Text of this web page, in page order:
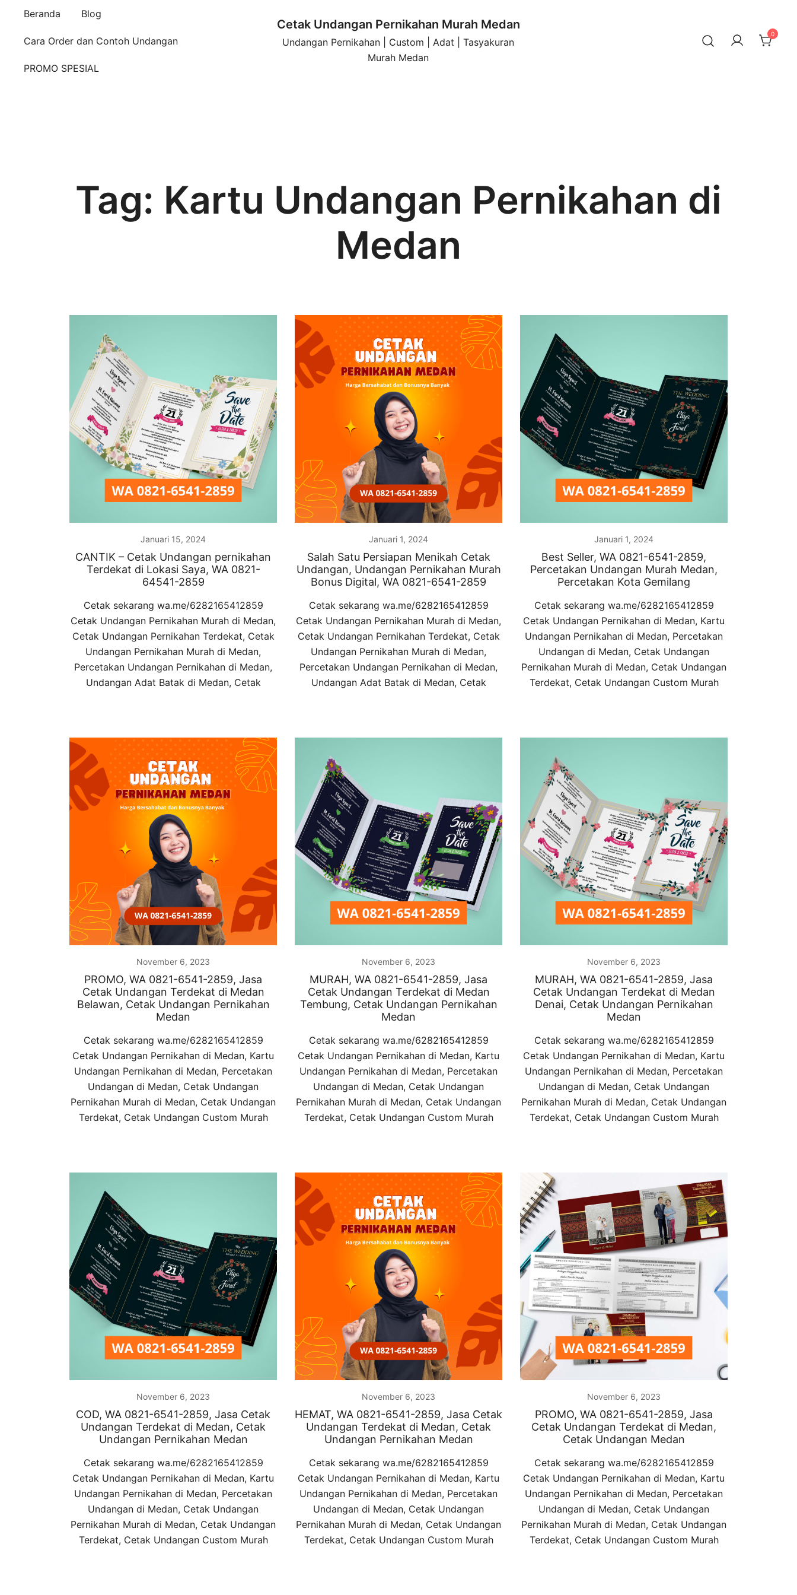
Beranda Blog
Cara Order dan Contoh Undangan
PROMO SPESIAL
Cetak Undangan Pernikahan Murah Medan
Undangan Pernikahan | Custom | Adat | Tasyakuran
Murah Medan
0
Tag: Kartu Undangan Pernikahan di
Medan
Januari 15, 2024
CANTIK – Cetak Undangan pernikahan
Terdekat di Lokasi Saya, WA 0821-
64541-2859
Cetak sekarang wa.me/6282165412859
Cetak Undangan Pernikahan Murah di Medan,
Cetak Undangan Pernikahan Terdekat, Cetak
Undangan Pernikahan Murah di Medan,
Percetakan Undangan Pernikahan di Medan,
Undangan Adat Batak di Medan, Cetak
Januari 1, 2024
Salah Satu Persiapan Menikah Cetak
Undangan, Undangan Pernikahan Murah
Bonus Digital, WA 0821-6541-2859
Cetak sekarang wa.me/6282165412859
Cetak Undangan Pernikahan Murah di Medan,
Cetak Undangan Pernikahan Terdekat, Cetak
Undangan Pernikahan Murah di Medan,
Percetakan Undangan Pernikahan di Medan,
Undangan Adat Batak di Medan, Cetak
Januari 1, 2024
Best Seller, WA 0821-6541-2859,
Percetakan Undangan Murah Medan,
Percetakan Kota Gemilang
Cetak sekarang wa.me/6282165412859
Cetak Undangan Pernikahan di Medan, Kartu
Undangan Pernikahan di Medan, Percetakan
Undangan di Medan, Cetak Undangan
Pernikahan Murah di Medan, Cetak Undangan
Terdekat, Cetak Undangan Custom Murah
November 6, 2023
PROMO, WA 0821-6541-2859, Jasa
Cetak Undangan Terdekat di Medan
Belawan, Cetak Undangan Pernikahan
Medan
Cetak sekarang wa.me/6282165412859
Cetak Undangan Pernikahan di Medan, Kartu
Undangan Pernikahan di Medan, Percetakan
Undangan di Medan, Cetak Undangan
Pernikahan Murah di Medan, Cetak Undangan
Terdekat, Cetak Undangan Custom Murah
November 6, 2023
MURAH, WA 0821-6541-2859, Jasa
Cetak Undangan Terdekat di Medan
Tembung, Cetak Undangan Pernikahan
Medan
Cetak sekarang wa.me/6282165412859
Cetak Undangan Pernikahan di Medan, Kartu
Undangan Pernikahan di Medan, Percetakan
Undangan di Medan, Cetak Undangan
Pernikahan Murah di Medan, Cetak Undangan
Terdekat, Cetak Undangan Custom Murah
November 6, 2023
MURAH, WA 0821-6541-2859, Jasa
Cetak Undangan Terdekat di Medan
Denai, Cetak Undangan Pernikahan
Medan
Cetak sekarang wa.me/6282165412859
Cetak Undangan Pernikahan di Medan, Kartu
Undangan Pernikahan di Medan, Percetakan
Undangan di Medan, Cetak Undangan
Pernikahan Murah di Medan, Cetak Undangan
Terdekat, Cetak Undangan Custom Murah
November 6, 2023
COD, WA 0821-6541-2859, Jasa Cetak
Undangan Terdekat di Medan, Cetak
Undangan Pernikahan Medan
Cetak sekarang wa.me/6282165412859
Cetak Undangan Pernikahan di Medan, Kartu
Undangan Pernikahan di Medan, Percetakan
Undangan di Medan, Cetak Undangan
Pernikahan Murah di Medan, Cetak Undangan
Terdekat, Cetak Undangan Custom Murah
November 6, 2023
HEMAT, WA 0821-6541-2859, Jasa Cetak
Undangan Terdekat di Medan, Cetak
Undangan Pernikahan Medan
Cetak sekarang wa.me/6282165412859
Cetak Undangan Pernikahan di Medan, Kartu
Undangan Pernikahan di Medan, Percetakan
Undangan di Medan, Cetak Undangan
Pernikahan Murah di Medan, Cetak Undangan
Terdekat, Cetak Undangan Custom Murah
November 6, 2023
PROMO, WA 0821-6541-2859, Jasa
Cetak Undangan Terdekat di Medan,
Cetak Undangan Medan
Cetak sekarang wa.me/6282165412859
Cetak Undangan Pernikahan di Medan, Kartu
Undangan Pernikahan di Medan, Percetakan
Undangan di Medan, Cetak Undangan
Pernikahan Murah di Medan, Cetak Undangan
Terdekat, Cetak Undangan Custom Murah